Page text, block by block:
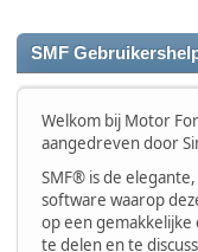
SMF
Welkom bij Motor
aangedreven door
SMF® is de
software waarop
op een
te delen en te